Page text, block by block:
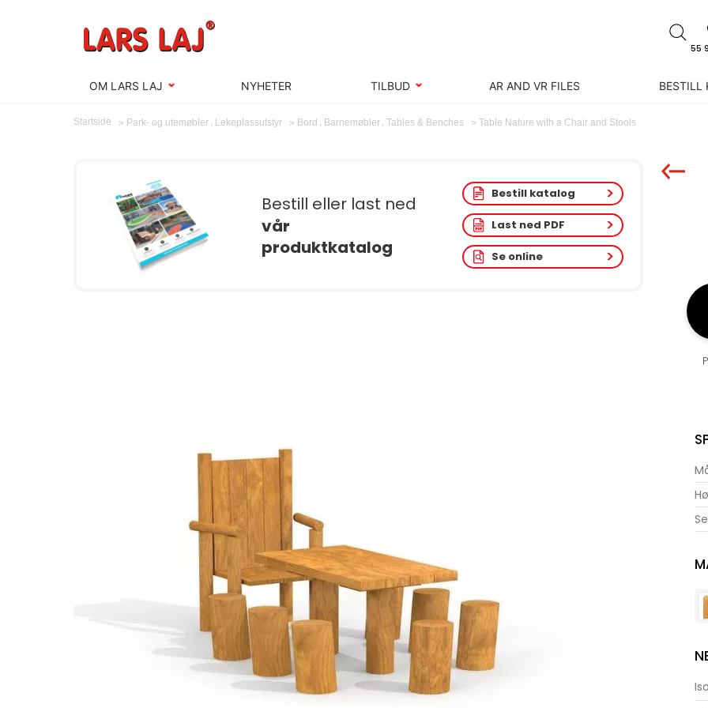
55
OM LARS LAJ NYHETER TILBUD AR AND VR FILES BESTILL
Startside Park- og utemøbler , Lekeplassutstyr Bord , Barnemøbler , Tables & Benches Table Nature with a Chair and Stools
Bestill eller last ned
vår
produktkatalog
Bestill katalog
Last ned PDF
Se online